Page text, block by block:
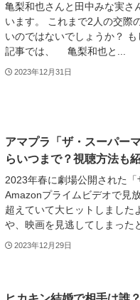
亀梨和也さんと田中みな実さ
います。 これまで2人の交際
いのではないでしょうか？
記事では、 亀梨和也と...
2023年12月31日
アマプラ「ザ・スーパー
らいつまで？視聴方法も
2023年春に劇場公開された
Amazonプライムビデオで見
超えていて大ヒットしました
や、映画を見逃してしまった
2023年12月29日